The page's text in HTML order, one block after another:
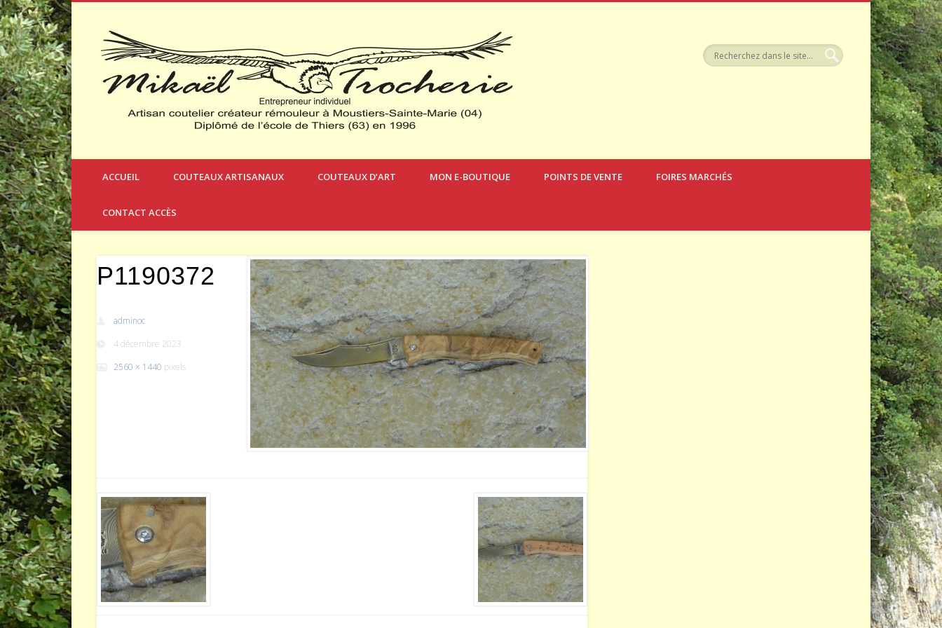
Verdon Coutellerie
Créateur et Fabricant de Couteaux à Thèmes
ACCUEIL COUTEAUX ARTISANAUX COUTEAUX D’ART MON E-BOUTIQUE POINTS DE VENTE FOIRES MARCHÉS
CONTACT ACCÈS
P1190372
adminoc
4 décembre 2023
2560 × 1440 pixels